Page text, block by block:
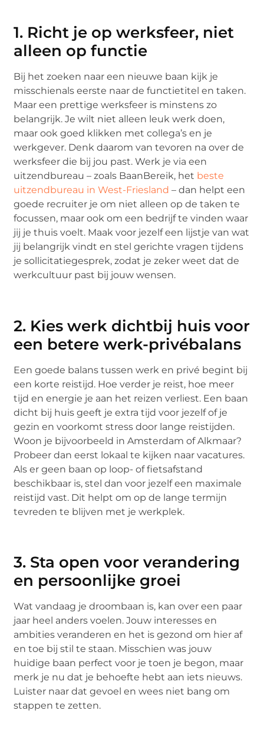
1. Richt je op werksfeer, niet
alleen op functie
Bij het zoeken naar een nieuwe baan kijk je
misschienals eerste naar de functietitel en taken.
Maar een prettige werksfeer is minstens zo
belangrijk. Je wilt niet alleen leuk werk doen,
maar ook goed klikken met collega’s en je
werkgever. Denk daarom van tevoren na over de
werksfeer die bij jou past. Werk je via een
uitzendbureau – zoals BaanBereik, het beste
uitzendbureau in West-Friesland – dan helpt een
goede recruiter je om niet alleen op de taken te
focussen, maar ook om een bedrijf te vinden waar
jij je thuis voelt. Maak voor jezelf een lijstje van wat
jij belangrijk vindt en stel gerichte vragen tijdens
je sollicitatiegesprek, zodat je zeker weet dat de
werkcultuur past bij jouw wensen.
2. Kies werk dichtbij huis voor
een betere werk-privébalans
Een goede balans tussen werk en privé begint bij
een korte reistijd. Hoe verder je reist, hoe meer
tijd en energie je aan het reizen verliest. Een baan
dicht bij huis geeft je extra tijd voor jezelf of je
gezin en voorkomt stress door lange reistijden.
Woon je bijvoorbeeld in Amsterdam of Alkmaar?
Probeer dan eerst lokaal te kijken naar vacatures.
Als er geen baan op loop- of fietsafstand
beschikbaar is, stel dan voor jezelf een maximale
reistijd vast. Dit helpt om op de lange termijn
tevreden te blijven met je werkplek.
3. Sta open voor verandering
en persoonlijke groei
Wat vandaag je droombaan is, kan over een paar
jaar heel anders voelen. Jouw interesses en
ambities veranderen en het is gezond om hier af
en toe bij stil te staan. Misschien was jouw
huidige baan perfect voor je toen je begon, maar
merk je nu dat je behoefte hebt aan iets nieuws.
Luister naar dat gevoel en wees niet bang om
stappen te zetten.